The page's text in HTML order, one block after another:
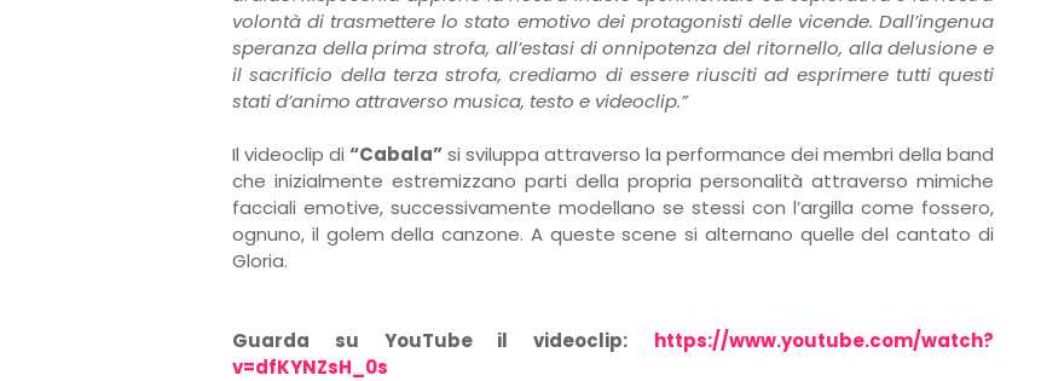
volontà di trasmettere lo stato emotivo dei protagonisti delle vicende. Dall’ingenua
speranza della prima strofa, all’estasi di onnipotenza del ritornello, alla delusione e
il sacrificio della terza strofa, crediamo di essere riusciti ad esprimere tutti questi
stati d’animo attraverso musica, testo e videoclip.”
Il videoclip di “Cabala”si sviluppa attraverso la performance dei membri della band
che inizialmente estremizzano parti della propria personalità attraverso mimiche
facciali emotive, successivamente modellano se stessi con l’argilla come fossero,
ognuno, il golem della canzone. A queste scene si alternano quelle del cantato di
Gloria.
Guarda su YouTube il videoclip:
https://www.youtube.com/watch?
v=dfKYNZsH_0s